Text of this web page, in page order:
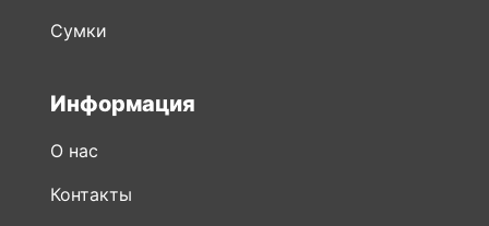
Сумки
Информация
О нас
Контакты